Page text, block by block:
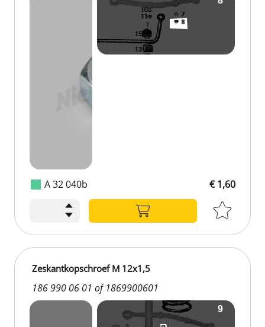
A 32 040b € 1,60
Zeskantkopschroef M 12x1,5
186 990 06 01 of 1869900601